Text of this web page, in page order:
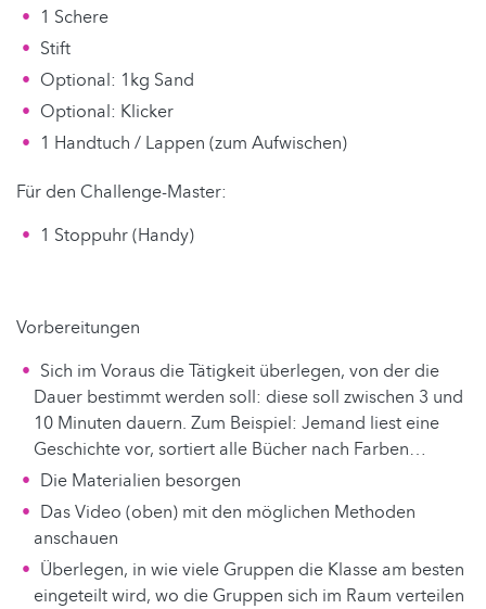
1 Schere
Stift
Optional: 1kg Sand
Optional: Klicker
1 Handtuch / Lappen (zum Aufwischen)
Für den Challenge-Master:
1 Stoppuhr (Handy)
Vorbereitungen
Sich im Voraus die Tätigkeit überlegen, von der die
Dauer bestimmt werden soll: diese soll zwischen 3 und
10 Minuten dauern. Zum Beispiel: Jemand liest eine
Geschichte vor, sortiert alle Bücher nach Farben…
Die Materialien besorgen
Das Video (oben) mit den möglichen Methoden
anschauen
Überlegen, in wie viele Gruppen die Klasse am besten
eingeteilt wird, wo die Gruppen sich im Raum verteilen